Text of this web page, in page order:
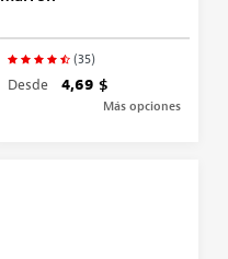
(35)
Desde 4,69 $
Más opciones